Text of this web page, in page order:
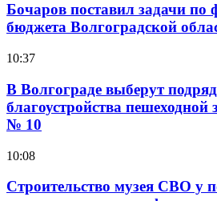
Бочаров поставил задачи
бюджета Волгоградской
10:37
В Волгограде выберут
благоустройства
№ 10
10:08
Строительство музея СВО у